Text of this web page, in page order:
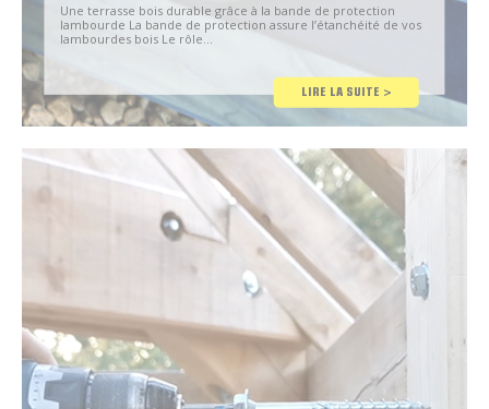
Conseil
Brico
Une terrasse bois durable grâce à la bande de protection
lambourde La bande de protection assure l’étanchéité de vos
lambourdes bois Le rôle...
LIRE LA SUITE >